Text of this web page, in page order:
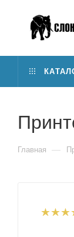
Главная —